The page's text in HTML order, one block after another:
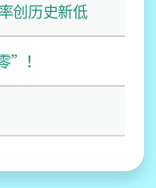
创历史新低
”！